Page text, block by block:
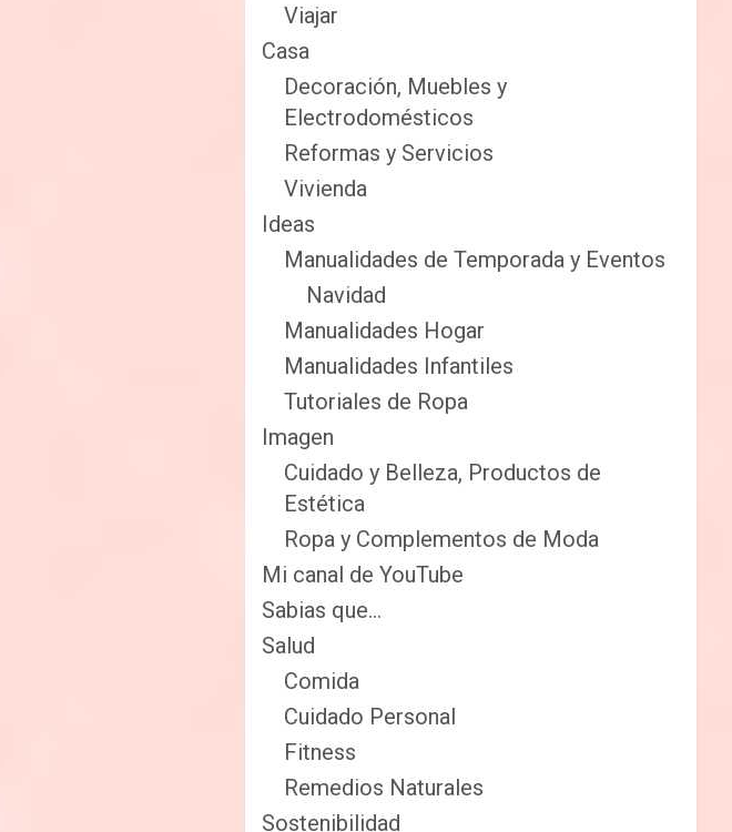
Viajar
Casa
Decoración, Muebles y
Electrodomésticos
Reformas y Servicios
Vivienda
Ideas
Manualidades de Temporada y Eventos
Navidad
Manualidades Hogar
Manualidades Infantiles
Tutoriales de Ropa
Imagen
Cuidado y Belleza, Productos de
Estética
Ropa y Complementos de Moda
Mi canal de YouTube
Sabias que…
Salud
Comida
Cuidado Personal
Fitness
Remedios Naturales
Sostenibilidad